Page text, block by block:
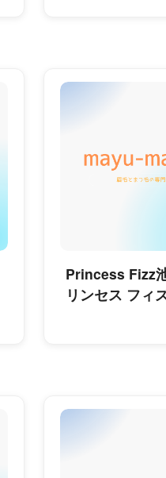
Princess Fizz
リンセス フィ